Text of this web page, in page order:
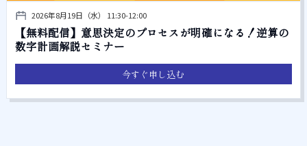
2026年8月19日（水） 11:30-12:00
【無料配信】意思決定のプロセスが明確になる！逆算の
数字計画解説セミナー
今すぐ申し込む